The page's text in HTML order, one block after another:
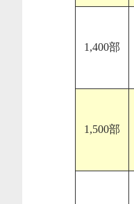
1,400部
1,500部